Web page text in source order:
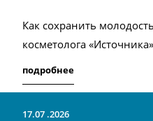
Как сохранить
косметолога «Источника»
подробнее
17.07 2026